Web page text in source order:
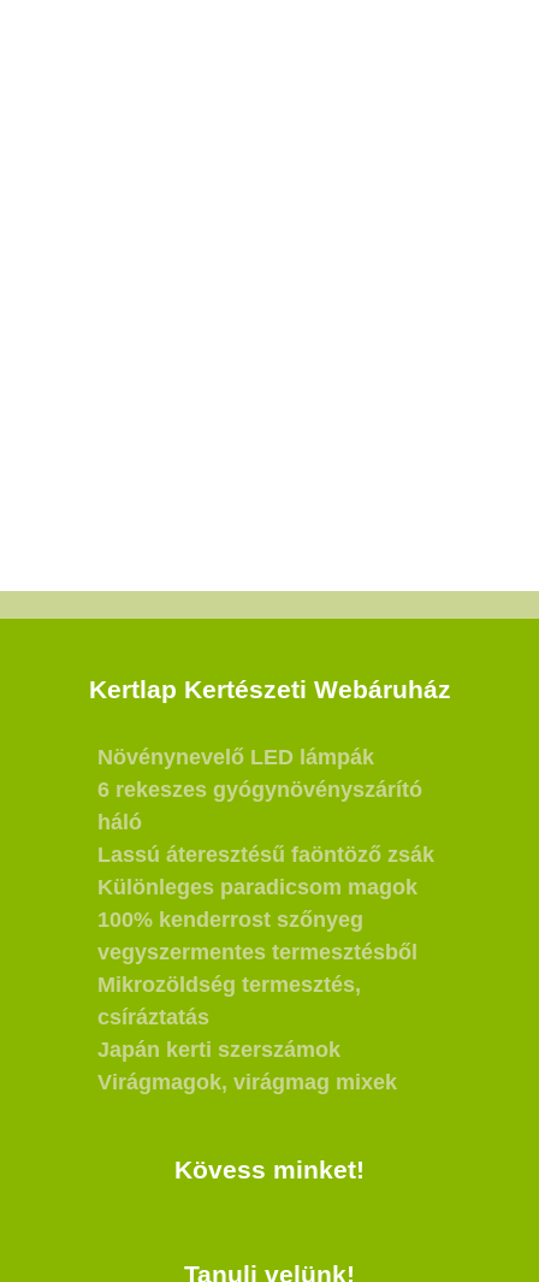
Kertlap Kertészeti Webáruház
Növénynevelő LED lámpák
6 rekeszes gyógynövényszárító
háló
Lassú áteresztésű faöntöző zsák
Különleges paradicsom magok
100% kenderrost szőnyeg
vegyszermentes termesztésből
Mikrozöldség termesztés,
csíráztatás
Japán kerti szerszámok
Virágmagok, virágmag mixek
Kövess minket!
Tanulj velünk!